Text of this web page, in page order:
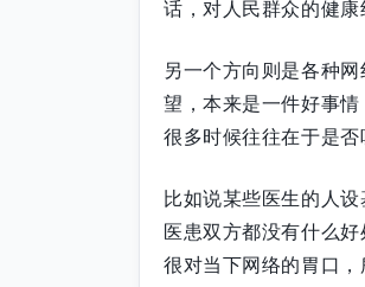
话，对人民群众的健康
另一个方向则是各种
望，本来是一件好事
很多时候往往在于是
比如说某些医生的人
医患双方都没有什么
很对当下网络的胃口